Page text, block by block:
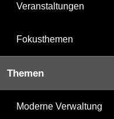
Veranstaltungen
Fokusthemen
Themen
Moderne Verwaltung